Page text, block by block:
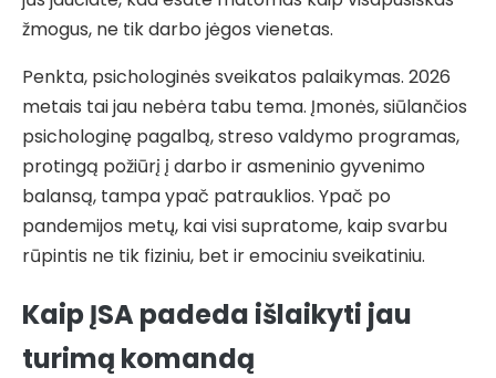
žmogus, ne tik darbo jėgos vienetas.
Penkta, psichologinės sveikatos palaikymas. 2026
metais tai jau nebėra tabu tema. Įmonės, siūlančios
psichologinę pagalbą, streso valdymo programas,
protingą požiūrį į darbo ir asmeninio gyvenimo
balansą, tampa ypač patrauklios. Ypač po
pandemijos metų, kai visi supratome, kaip svarbu
rūpintis ne tik fiziniu, bet ir emociniu sveikatiniu.
Kaip ĮSA padeda išlaikyti jau
turimą komandą